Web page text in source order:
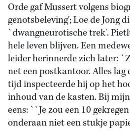
Orde gaf Mussert volgens
genotsbeleving'; Loe de Jong
`dwangneurotische trek'.
hele leven blijven. Een
leider herinnerde zich later:
net een postkantoor. Alles
tijd inspecteerde hij op het
inhoud van de kasten. Bij
eens: ``Je zou een 10
onderaan niet een stukje